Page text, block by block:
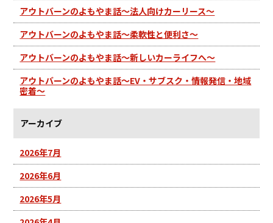
アウトバーンのよもやま話～法人向けカーリース～
アウトバーンのよもやま話～柔軟性と便利さ～
アウトバーンのよもやま話～新しいカーライフへ～
アウトバーンのよもやま話～EV・サブスク・情報発信・地域
密着～
アーカイブ
2026年7月
2026年6月
2026年5月